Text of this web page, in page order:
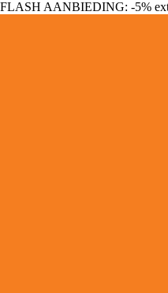
FLASH AANBIEDING: -5%